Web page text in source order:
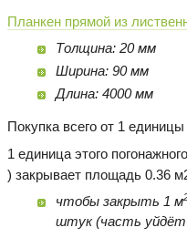
Планкен прямой из
Толщина: 20 мм
Ширина: 90 мм
Длина: 4000 мм
Покупка всего от 1 единицы
1 единица этого
) закрывает площадь 0.36
чтобы закрыть 1 м
штук (часть уйдёт